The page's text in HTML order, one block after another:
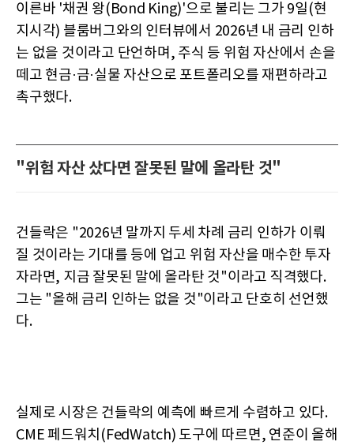
이른바 '채권 왕(Bond King)'으로 불리는 그가 9일(현
지시각) 블룸버그와의 인터뷰에서 2026년 내 금리 인하
는 없을 것이라고 단언하며, 주식 등 위험 자산에서 손을
떼고 현금·금·실물 자산으로 포트폴리오를 재편하라고
촉구했다.
"위험 자산 샀다면 잘못된 말에 올라탄 것"
건들락은 "2026년 말까지 두세 차례 금리 인하가 이뤄
질 것이라는 기대를 등에 업고 위험 자산을 매수한 투자
자라면, 지금 잘못된 말에 올라탄 것"이라고 직격했다.
그는 "올해 금리 인하는 없을 것"이라고 단호히 선언했
다.
실제로 시장은 건들락의 예측에 빠르게 수렴하고 있다.
CME 페드워치(FedWatch) 도구에 따르면, 연준이 올해